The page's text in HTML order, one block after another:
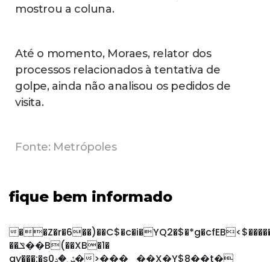
mostrou a coluna.
Até o momento, Moraes, relator dos
processos relacionados à tentativa de
golpe, ainda não analisou os pedidos de
visita.
Fonte: Metrópoles
fique bem informado
��ݏ��B(��XB�1�
ay���;�sݽ�ڊ0�>���_��X�Y$8��t�